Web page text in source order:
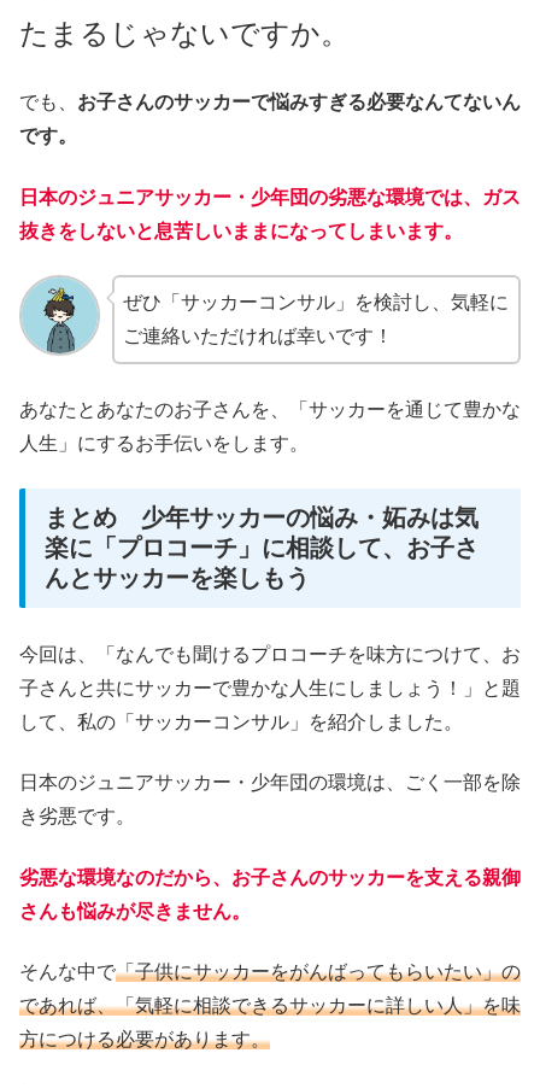
たまるじゃないですか。
でも、 お子さんのサッカーで悩みすぎる必要なんてないん
です。
日本のジュニアサッカー・少年団の劣悪な環境では、ガス
抜きをしないと息苦しいままになってしまいます。
ぜひ「サッカーコンサル」を検討し、気軽に
ご連絡いただければ幸いです！
あなたとあなたのお子さんを、「サッカーを通じて豊かな
人生」にするお手伝いをします。
まとめ 少年サッカーの悩み・妬みは気
楽に「プロコーチ」に相談して、お子さ
んとサッカーを楽しもう
今回は、「なんでも聞けるプロコーチを味方につけて、お
子さんと共にサッカーで豊かな人生にしましょう！」と題
して、私の「サッカーコンサル」を紹介しました。
日本のジュニアサッカー・少年団の環境は、ごく一部を除
き劣悪です。
劣悪な環境なのだから、お子さんのサッカーを支える親御
さんも悩みが尽きません。
そんな中で「子供にサッカーをがんばってもらいたい」の
であれば、「気軽に相談できるサッカーに詳しい人」を味
方につける必要があります。